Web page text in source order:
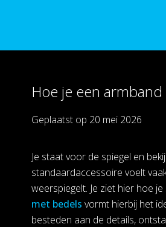
Hoe je een
Geplaatst op 20 mei 2026
Je staat voor de spiegel en
standaardaccessoire voelt
weerspiegelt. Je ziet hier hoe
met bedels vormt hierbij het
besteden aan de details,